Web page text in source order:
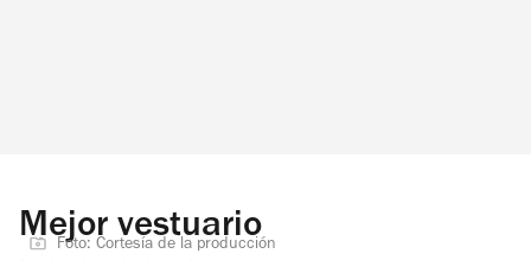
Mejor vestuario
Foto: Cortesía de la producción